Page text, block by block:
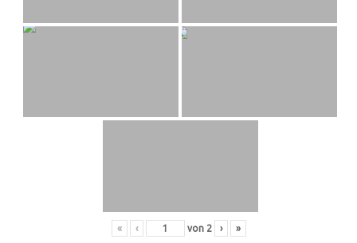
« ‹ von 2 › »